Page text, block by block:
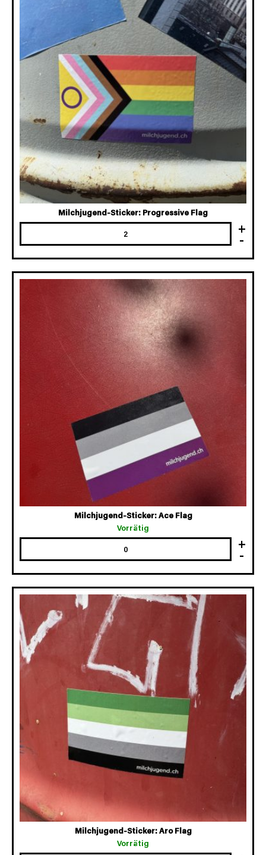
Milchjugend-Sticker: Progressive Flag
Milchjugend-Sticker: Ace Flag
Vorrätig
Milchjugend-Sticker: Aro Flag
Vorrätig